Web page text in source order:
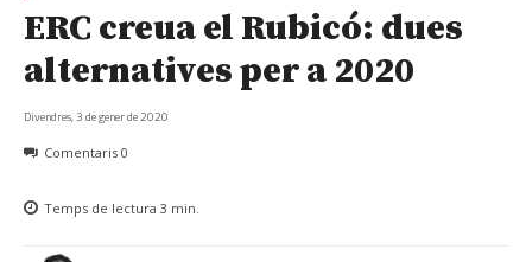
ERC creua el Rubicó: dues
alternatives per a 2020
Divendres, 3 de gener de 2020
Comentaris 0
Temps de lectura 3 min.